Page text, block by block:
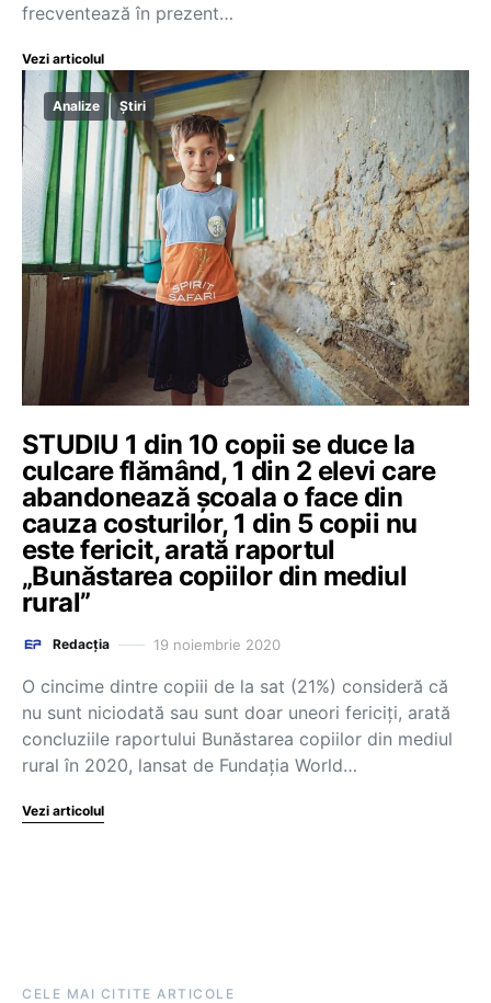
frecventează în prezent…
Vezi articolul
Analize Știri
STUDIU 1 din 10 copii se duce la
culcare flămând, 1 din 2 elevi care
abandonează școala o face din
cauza costurilor, 1 din 5 copii nu
este fericit, arată raportul
„Bunăstarea copiilor din mediul
rural”
Redacția 19 noiembrie 2020
O cincime dintre copiii de la sat (21%) consideră că
nu sunt niciodată sau sunt doar uneori fericiți, arată
concluziile raportului Bunăstarea copiilor din mediul
rural în 2020, lansat de Fundația World…
Vezi articolul
CELE MAI CITITE ARTICOLE